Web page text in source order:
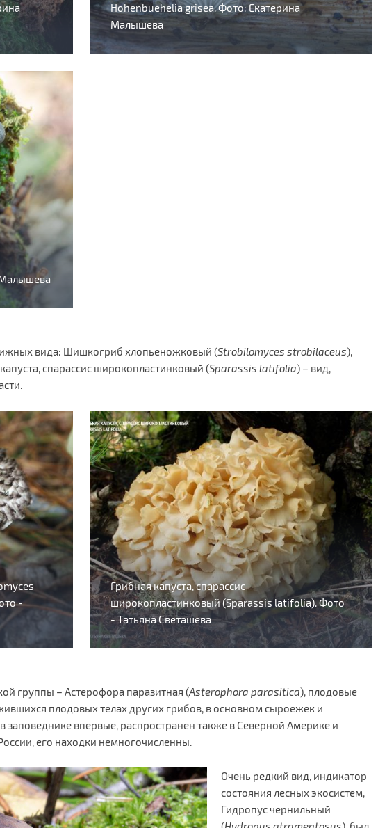
Hohenbuehelia grisea. Фото: Екатерина
Малышева
вида: Шишкогриб хлопьеножковый (Strobilomyces strobilaceus),
спарассис широкопластинковый (Sparassis latifolia) – вид,
-
Грибная капуста, спарассис
широкопластинковый (Sparassis latifolia). Фото
- Татьяна Светашева
группы – Астерофора паразитная (Asterophora parasitica), плодовые
плодовых телах других грибов, в основном сыроежек и
заповеднике впервые, распространен также в Северной Америке и
его находки немногочисленны.
Очень редкий вид, индикатор
состояния лесных экосистем,
Гидропус чернильный